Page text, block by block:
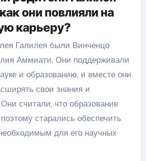
они повлияли на
карьеру?
Галилея были Винченцо
Аммиати. Они поддерживали
и образованию, и вместе они
свои знания и
считали, что образование
старались обеспечить
для его научных